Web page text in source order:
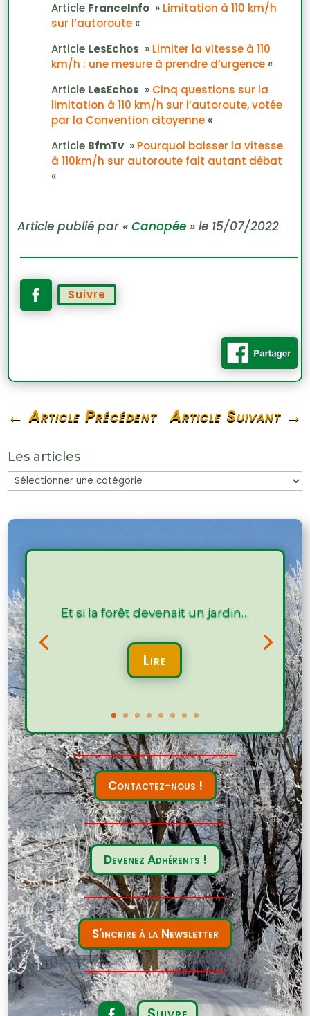
Article FranceInfo » Limitation à 110 km/h
sur l’autoroute «
Article LesEchos » Limiter la vitesse à 110
km/h : une mesure à prendre d’urgence «
Article LesEchos » Cinq questions sur la
limitation à 110 km/h sur l’autoroute, votée
par la Convention citoyenne «
Article BfmTv » Pourquoi baisser la vitesse
à 110km/h sur autoroute fait autant débat
«
Article publié par «Canopée » le 15/07/2022
Suivre
←Article Précédent Article Suivant→
Les articles
Les
Et si la forêt devenait un jardin…
Lire
Contactez-nous !
Devenez Adhérents !
S'incrire à la Newsletter